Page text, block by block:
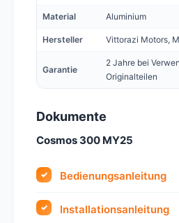
Material Aluminium
Hersteller Vittorazi Motors,
Garantie
2 Jahre bei
Originalteilen
Dokumente
Cosmos 300 MY25
Bedienungsanleitung
Installationsanleitung